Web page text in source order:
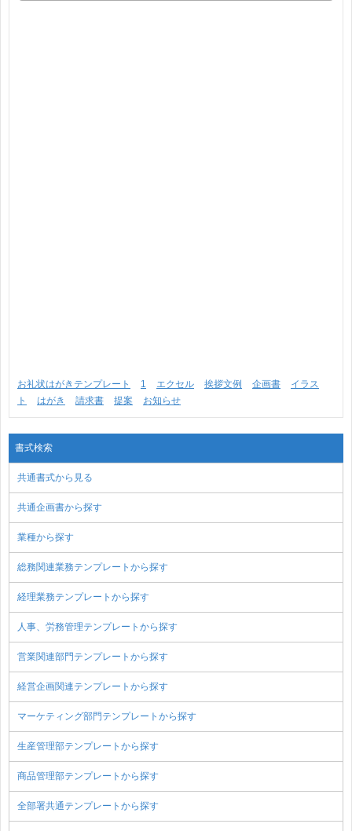
お礼状はがきテンプレート 1 エクセル 挨拶文例 企画書
イラス
ト
はがき 請求書 提案 お知らせ
書式検索
共通書式から見る
共通企画書から探す
業種から探す
総務関連業務テンプレートから探す
経理業務テンプレートから探す
人事、労務管理テンプレートから探す
営業関連部門テンプレートから探す
経営企画関連テンプレートから探す
マーケティング部門テンプレートから探す
生産管理部テンプレートから探す
商品管理部テンプレートから探す
全部署共通テンプレートから探す